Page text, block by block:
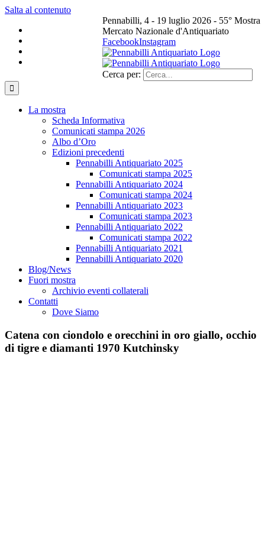
Salta al contenuto
Pennabilli, 4 - 19 luglio 2026 - 55° Mostra
Mercato Nazionale d'Antiquariato
FacebookInstagram
Cerca per:
La mostra
Scheda Informativa
Comunicati stampa 2026
Albo d’Oro
Edizioni precedenti
Pennabilli Antiquariato 2025
Comunicati stampa 2025
Pennabilli Antiquariato 2024
Comunicati stampa 2024
Pennabilli Antiquariato 2023
Comunicati stampa 2023
Pennabilli Antiquariato 2022
Comunicati stampa 2022
Pennabilli Antiquariato 2021
Pennabilli Antiquariato 2020
Blog/News
Fuori mostra
Archivio eventi collaterali
Contatti
Dove Siamo
Catena con ciondolo e orecchini in oro giallo, occhio
di tigre e diamanti 1970 Kutchinsky